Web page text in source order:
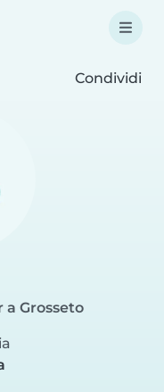
Condividi
Grosseto